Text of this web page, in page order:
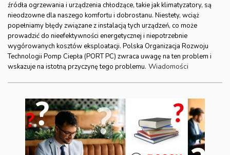
źródła ogrzewania i urządzenia chłodzące, takie jak klimatyzatory, są
nieodzowne dla naszego komfortu i dobrostanu. Niestety, wciąż
popełniamy błędy związane z instalacją tych urządzeń, co może
prowadzić do nieefektywności energetycznej i niepotrzebnie
wygórowanych kosztów eksploatacji. Polska Organizacja Rozwoju
Technologii Pomp Ciepła (PORT PC) zwraca uwagę na ten problem i
wskazuje na istotną przyczynę tego problemu. Wiadomości